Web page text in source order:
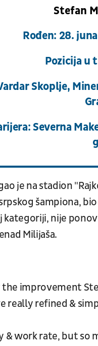
Stefan
Rođen: 28.
Pozicija u
Skoplje,
Severna
je na stadion
šampiona,
kategoriji, nije
Milijaša.
improvement
really refined &
& work rate, but so